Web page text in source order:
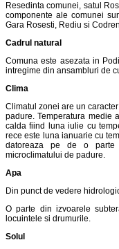
Resedinta comunei, satul
componente ale comunei
Gara Rosesti, Rediu si
Cadrul natural
Comuna este asezata in
intregime din ansambluri de
Clima
Climatul zonei are un
padure. Temperatura medie
calda fiind luna iulie cu
rece este luna ianuarie cu
datoreaza pe de o parte
microclimatului de padure.
Apa
Din punct de vedere
O parte din izvoarele
locuintele si drumurile.
Solul